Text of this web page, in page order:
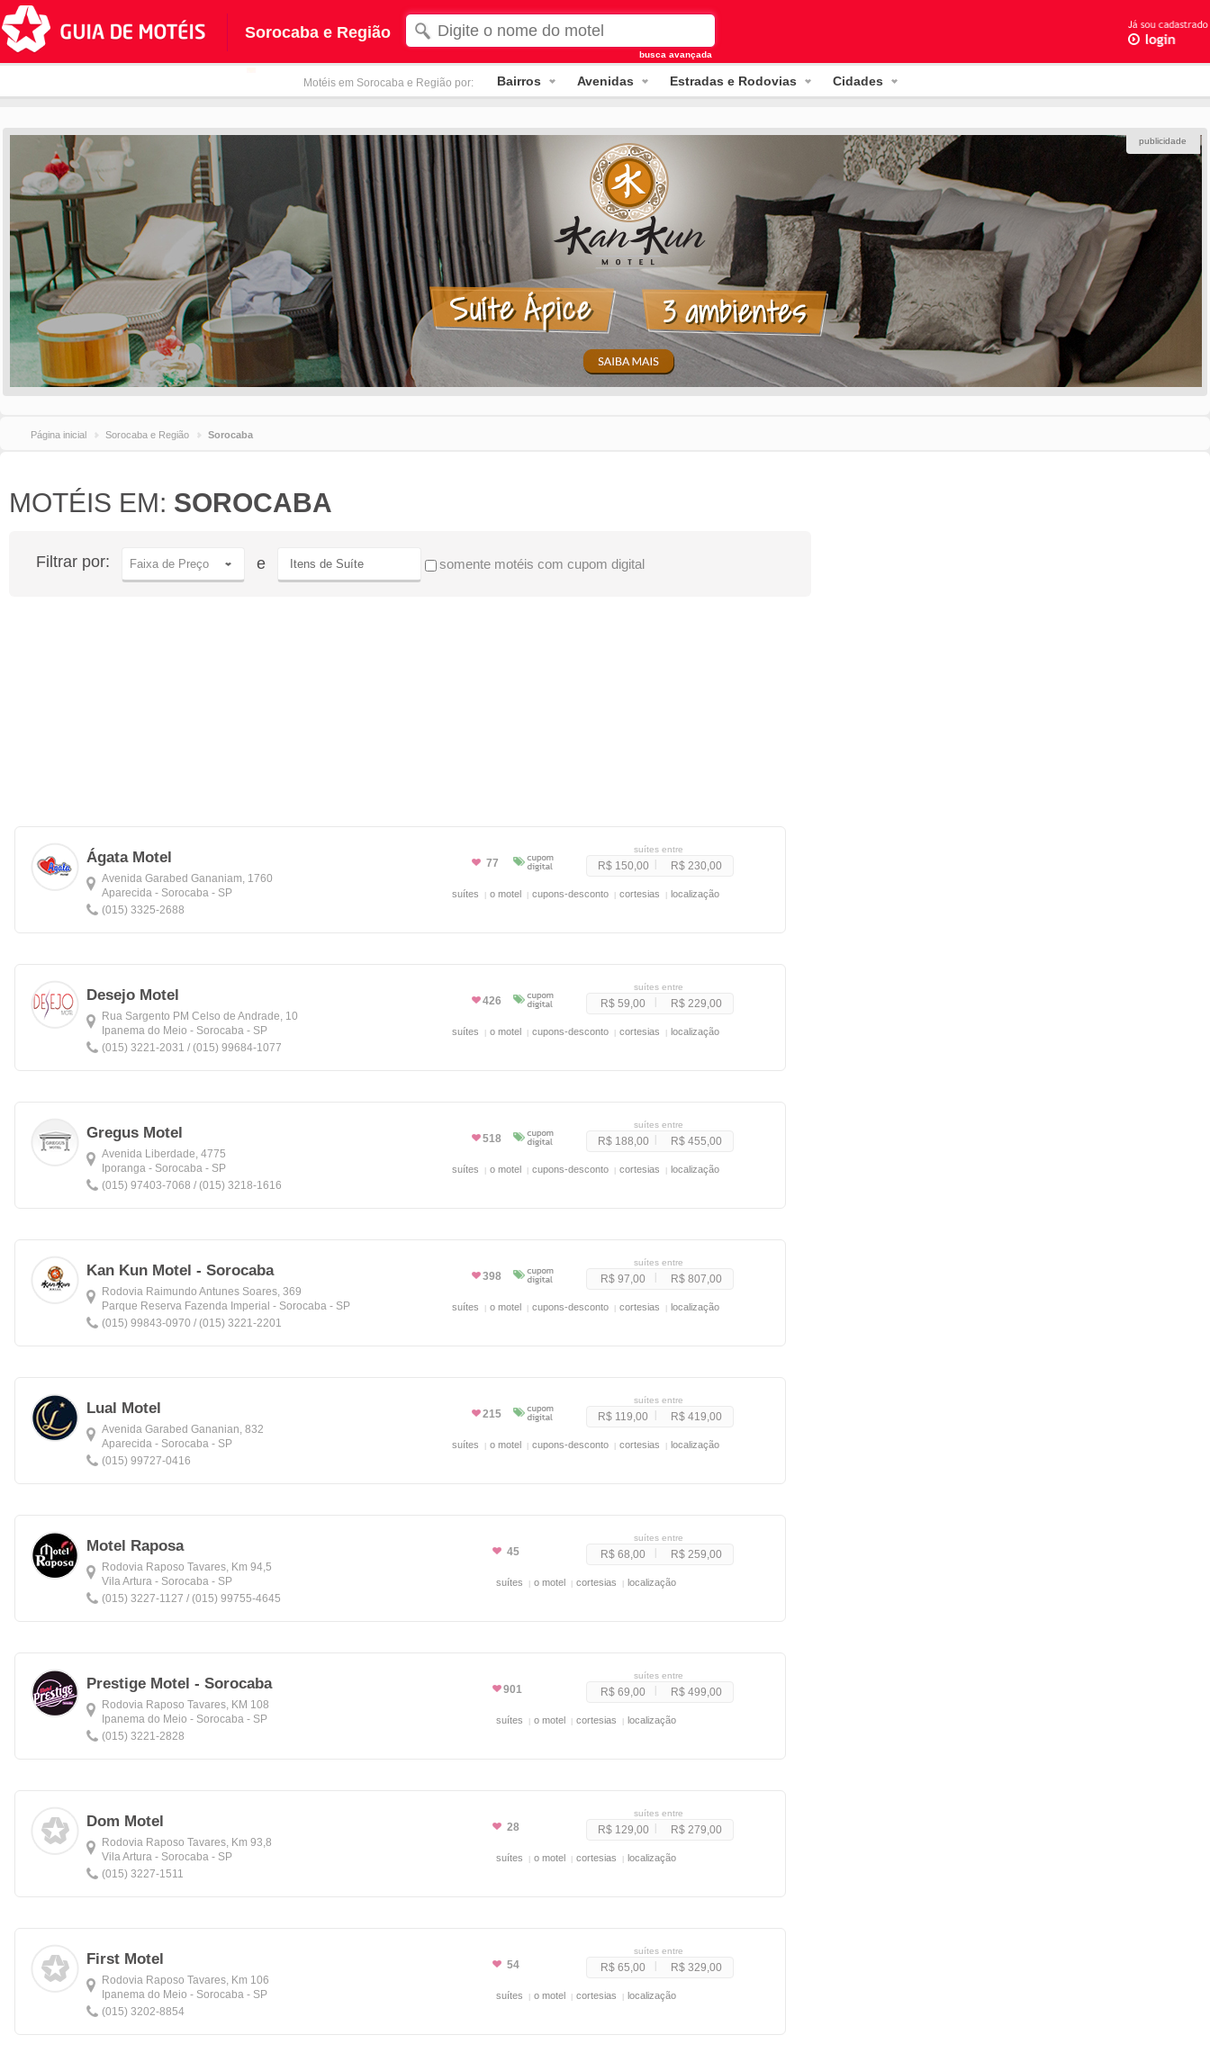
Sorocaba e Região
busca avançada
Motéis em Sorocaba e Região por: Bairros Avenidas Estradas e Rodovias Cidades
publicidade
Página inicial Sorocaba e Região Sorocaba
MOTÉIS EM: SOROCABA
Filtrar por: Faixa de Preço e somente motéis com cupom digital
Ágata Motel
Avenida Garabed Gananiam, 1760
Aparecida - Sorocaba - SP
(015) 3325-2688
77
suítes entre
R$ 150,00 R$ 230,00
suítes o motel cupons-desconto cortesias localização
Desejo Motel
Rua Sargento PM Celso de Andrade, 10
Ipanema do Meio - Sorocaba - SP
(015) 3221-2031 / (015) 99684-1077
426
suítes entre
R$ 59,00 R$ 229,00
suítes o motel cupons-desconto cortesias localização
Gregus Motel
Avenida Liberdade, 4775
Iporanga - Sorocaba - SP
(015) 97403-7068 / (015) 3218-1616
518
suítes entre
R$ 188,00 R$ 455,00
suítes o motel cupons-desconto cortesias localização
Kan Kun Motel - Sorocaba
Rodovia Raimundo Antunes Soares, 369
Parque Reserva Fazenda Imperial - Sorocaba - SP
(015) 99843-0970 / (015) 3221-2201
398
suítes entre
R$ 97,00 R$ 807,00
suítes o motel cupons-desconto cortesias localização
Lual Motel
Avenida Garabed Gananian, 832
Aparecida - Sorocaba - SP
(015) 99727-0416
215
suítes entre
R$ 119,00 R$ 419,00
suítes o motel cupons-desconto cortesias localização
Motel Raposa
Rodovia Raposo Tavares, Km 94,5
Vila Artura - Sorocaba - SP
(015) 3227-1127 / (015) 99755-4645
45
suítes entre
R$ 68,00 R$ 259,00
suítes o motel cortesias localização
Prestige Motel - Sorocaba
Rodovia Raposo Tavares, KM 108
Ipanema do Meio - Sorocaba - SP
(015) 3221-2828
901
suítes entre
R$ 69,00 R$ 499,00
suítes o motel cortesias localização
Dom Motel
Rodovia Raposo Tavares, Km 93,8
Vila Artura - Sorocaba - SP
(015) 3227-1511
28
suítes entre
R$ 129,00 R$ 279,00
suítes o motel cortesias localização
First Motel
Rodovia Raposo Tavares, Km 106
Ipanema do Meio - Sorocaba - SP
(015) 3202-8854
54
suítes entre
R$ 65,00 R$ 329,00
suítes o motel cortesias localização